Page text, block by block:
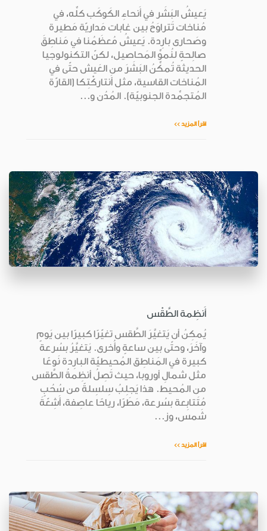
يَعيشُ البَشَر في أَنحاءِ الكَوكَب كلِّه، في
مُناخات تَتراوَحُ بين غابات مَداريّة مَطيرة
وصَحارى بارِدة. يَعيشُ مُعظَمُنا في مَناطِقَ
صالِحةٍ لنُموِّ المَحاصيل، لكنّ التكنولوجيا
الحديثة تُمكِّنُ البَشَرَ من العَيش حتّى في
المُناخات القاسية، مثل أَنتاركْتِكا (القارّة
المُتجمِّدة الجنوبيّة). المُدُن و...
اقرأ المزيد >>
أَنظِمة الطَّقْس
يُمكِنُ أن يَتغيَّرَ الطَّقس تغيّرًا كبيرًا بين يَومٍ
وآخَرَ، وحتّى بين ساعةٍ وأُخرى. يَتغيَّرُ بسُرعة
كبيرة في المَناطِق المُحيطيّة البارِدة نَوعًا
مثل شمالِ أوروبا، حيث تَصِلُ أنظِمةُ الطَّقس
من المُحيط. هذا يَجلِبُ سِلسِلةً من سُحُبٍ
مُتَتابِعة بسُرعة، مَطَرًا، رياحًا عاصِفة، أَشِعّةَ
شَمس، وز...
اقرأ المزيد >>